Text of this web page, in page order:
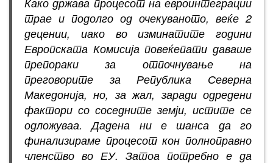
трае и подолго од очекуваното, веќе 2
децении, иако во изминатите години
Европската Комисија повеќепати даваше
препораки за отпочнување на
преговорите за Република Северна
Македонија, но, за жал, заради одредени
фактори со соседните земји, истите се
одложуваа. Дадена ни е шанса да го
финализираме процесот кон полноправно
членство во ЕУ. Затоа потребно е да